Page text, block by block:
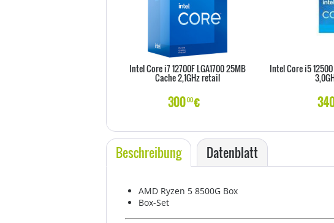
Intel Core i7 12700F LGA1700 25MB
Cache 2,1GHz retail
30000€
Intel Core i5 12500
Beschreibung Datenblatt
AMD Ryzen 5 8500G Box
Box-Set